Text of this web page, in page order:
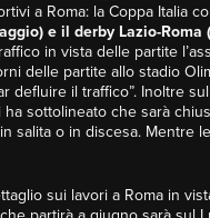
a Roma: la Coppa Italia
e il derby Lazio-Roma
in vista delle partite
delle partite allo stadio
defluire il traffico”. Inoltre
sottolineato che sarà
salita o in discesa. Mentre
sui lavori a Roma in